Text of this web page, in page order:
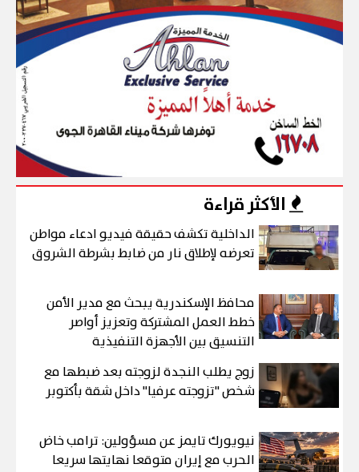
الأكثر قراءة
الداخلية تكشف حقيقة فيديو ادعاء مواطن
تعرضه لإطلاق نار من ضابط بشرطة الشروق
محافظ الإسكندرية يبحث مع مدير الأمن
خطط العمل المشتركة وتعزيز أواصر
التنسيق بين الأجهزة التنفيذية
زوج يطلب النجدة لزوجته بعد ضبطها مع
شخص "تزوجته عرفيا" داخل شقة بأكتوبر
نيويورك تايمز عن مسؤولين: ترامب خاض
الحرب مع إيران متوقعا نهايتها سريعا